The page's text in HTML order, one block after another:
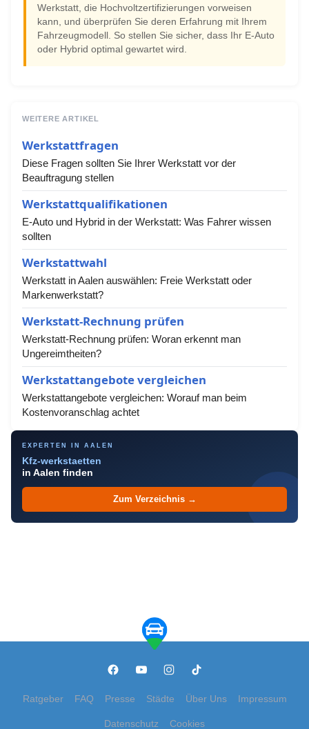
Werkstatt, die Hochvoltzertifizierungen vorweisen
kann, und überprüfen Sie deren Erfahrung mit Ihrem
Fahrzeugmodell. So stellen Sie sicher, dass Ihr E-Auto
oder Hybrid optimal gewartet wird.
WEITERE ARTIKEL
Werkstattfragen
Diese Fragen sollten Sie Ihrer Werkstatt vor der
Beauftragung stellen
Werkstattqualifikationen
E-Auto und Hybrid in der Werkstatt: Was Fahrer wissen
sollten
Werkstattwahl
Werkstatt in Aalen auswählen: Freie Werkstatt oder
Markenwerkstatt?
Werkstatt-Rechnung prüfen
Werkstatt-Rechnung prüfen: Woran erkennt man
Ungereimtheiten?
Werkstattangebote vergleichen
Werkstattangebote vergleichen: Worauf man beim
Kostenvoranschlag achtet
EXPERTEN IN AALEN
Kfz-werkstaetten
in Aalen finden
Zum Verzeichnis →
Ratgeber FAQ Presse Städte Über Uns Impressum
Datenschutz Cookies